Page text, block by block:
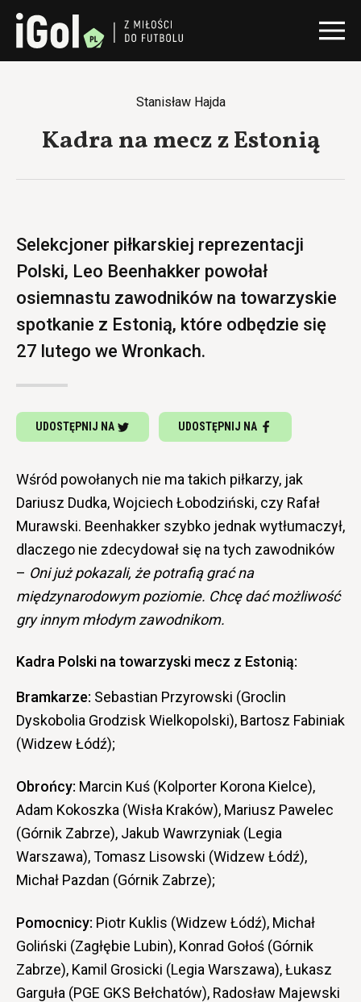
Stanisław Hajda
Kadra na mecz z Estonią
Selekcjoner piłkarskiej reprezentacji
Polski, Leo Beenhakker powołał
osiemnastu zawodników na towarzyskie
spotkanie z Estonią, które odbędzie się
27 lutego we Wronkach.
UDOSTĘPNIJ NA UDOSTĘPNIJ NA
Wśród powołanych nie ma takich piłkarzy, jak
Dariusz Dudka, Wojciech Łobodziński, czy Rafał
Murawski. Beenhakker szybko jednak wytłumaczył,
dlaczego nie zdecydował się na tych zawodników
– Oni już pokazali, że potrafią grać na
międzynarodowym poziomie. Chcę dać możliwość
gry innym młodym zawodnikom.
Kadra Polski na towarzyski mecz z Estonią:
Bramkarze: Sebastian Przyrowski (Groclin
Dyskobolia Grodzisk Wielkopolski), Bartosz Fabiniak
(Widzew Łódź);
Obrońcy: Marcin Kuś (Kolporter Korona Kielce),
Adam Kokoszka (Wisła Kraków), Mariusz Pawelec
(Górnik Zabrze), Jakub Wawrzyniak (Legia
Warszawa), Tomasz Lisowski (Widzew Łódź),
Michał Pazdan (Górnik Zabrze);
Pomocnicy: Piotr Kuklis (Widzew Łódź), Michał
Goliński (Zagłębie Lubin), Konrad Gołoś (Górnik
Zabrze), Kamil Grosicki (Legia Warszawa), Łukasz
Garguła (PGE GKS Bełchatów), Radosław Majewski